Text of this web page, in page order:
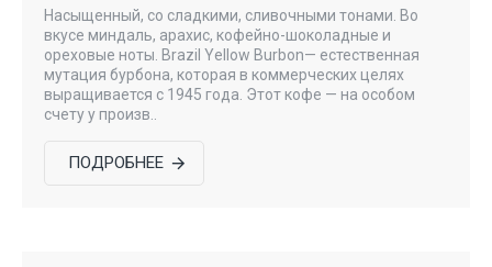
Насыщенный, со сладкими, сливочными тонами. Во
вкусе миндаль, арахис, кофейно-шоколадные и
ореховые ноты. Brazil Yellow Burbon— естественная
мутация бурбона, которая в коммерческих целях
выращивается с 1945 года. Этот кофе — на особом
счету у произв..
ПОДРОБНЕЕ